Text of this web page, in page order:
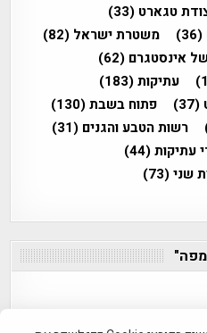
טגארט (33)
(36) משטרת ישראל (82)
אינסטגרם (62)
עתיקות(183)
(37) פתוח בשבת(130)
רשות הטבע והגנים (31)
עתיקות(44)
שני(73)